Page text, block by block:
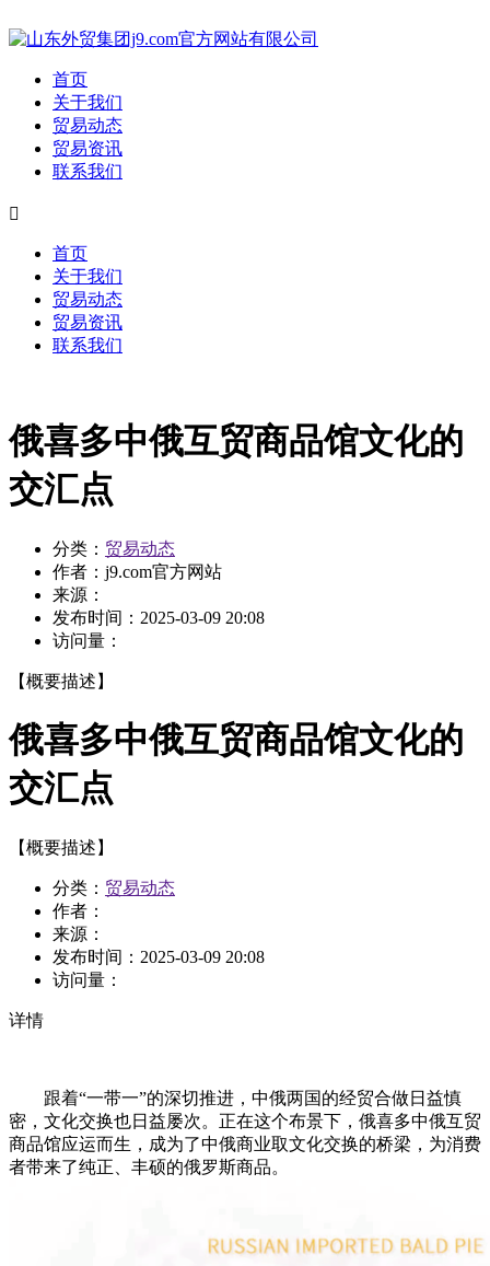
首页
关于我们
贸易动态
贸易资讯
联系我们

首页
关于我们
贸易动态
贸易资讯
联系我们
俄喜多中俄互贸商品馆文化的
交汇点
分类： 贸易动态
作者： j9.com官方网站
来源：
发布时间： 2025-03-09 20:08
访问量：
【概要描述】
俄喜多中俄互贸商品馆文化的
交汇点
【概要描述】
分类： 贸易动态
作者：
来源：
发布时间： 2025-03-09 20:08
访问量：
详情
跟着“一带一”的深切推进，中俄两国的经贸合做日益慎
密，文化交换也日益屡次。正在这个布景下，俄喜多中俄互贸
商品馆应运而生，成为了中俄商业取文化交换的桥梁，为消费
者带来了纯正、丰硕的俄罗斯商品。